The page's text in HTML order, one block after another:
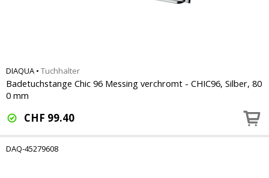
DIAQUA • Tuchhalter
Badetuchstange Chic 96 Messing verchromt - CHIC96, Silber, 80
0 mm
CHF 99.40
DAQ-45279608